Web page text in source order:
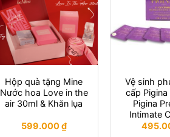
Hộp quà tặng Mine
Nước hoa Love in the
air 30ml & Khăn lụa
599.000₫
Vệ sinh
cấp
Pigina
Intimate